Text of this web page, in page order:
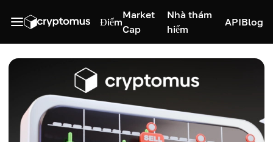
Điểm
Market
Cap
Nhà thám
hiểm
APIBlog